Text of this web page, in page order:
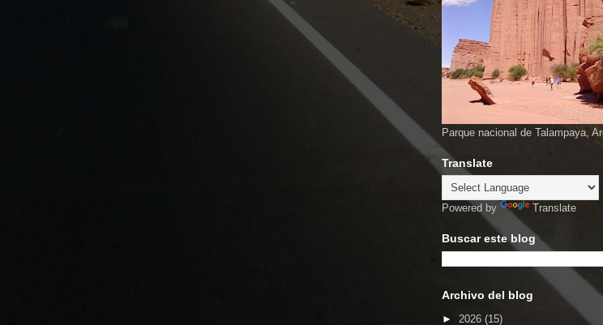
Parque nacional de Talampaya,
Translate
Powered by Translate
Buscar este blog
Archivo del blog
► 2026 (15)